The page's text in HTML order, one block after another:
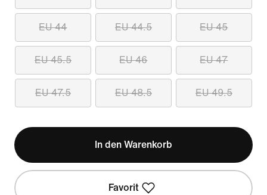
EU 44 EU 44.5 EU 45
EU 45.5 EU 46 EU 47
EU 47.5 EU 48.5 EU 49.5
In den Warenkorb
Favorit